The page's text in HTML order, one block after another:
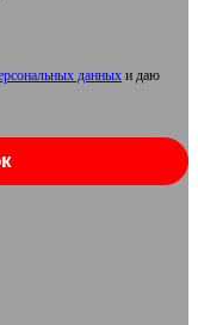
данных и даю